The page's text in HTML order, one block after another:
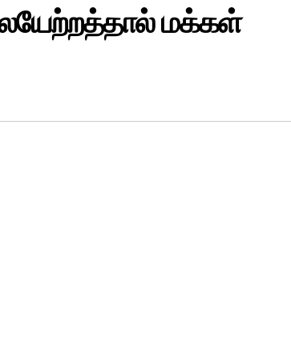
மக்கள்